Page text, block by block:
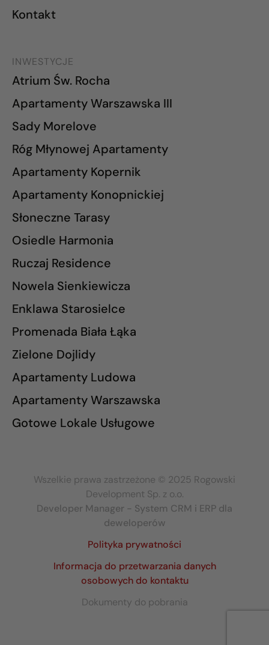
Kontakt
INWESTYCJE
Atrium Św. Rocha
Apartamenty Warszawska III
Sady Morelove
Róg Młynowej Apartamenty
Apartamenty Kopernik
Apartamenty Konopnickiej
Słoneczne Tarasy
Osiedle Harmonia
Ruczaj Residence
Nowela Sienkiewicza
Enklawa Starosielce
Promenada Biała Łąka
Zielone Dojlidy
Apartamenty Ludowa
Apartamenty Warszawska
Gotowe Lokale Usługowe
Wszelkie prawa zastrzeżone © 2025 Rogowski
Development Sp. z o.o.
Developer Manager - System CRM i ERP dla
deweloperów
Polityka prywatności
Informacja do przetwarzania danych
osobowych do kontaktu
Dokumenty do pobrania